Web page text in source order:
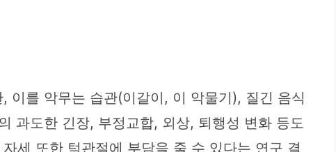
이를 악무는 습관(이갈이, 이 악물기), 질긴 음식
과도한 긴장, 부정교합, 외상, 퇴행성 변화 등도
세 또한 턱관절에 부담을 줄 수 있다는 연구 결